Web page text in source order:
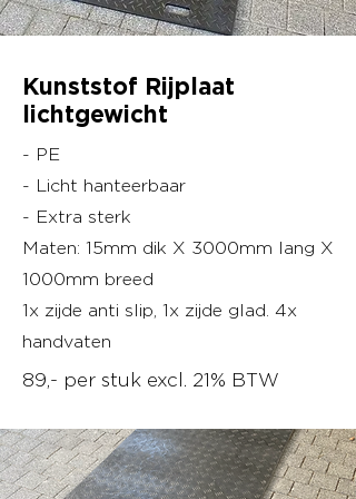
Kunststof Rijplaat
lichtgewicht
- PE
- Licht hanteerbaar
- Extra sterk
Maten: 15mm dik X 3000mm lang X
1000mm breed
1x zijde anti slip, 1x zijde glad. 4x
handvaten
89,- per stuk excl. 21% BTW